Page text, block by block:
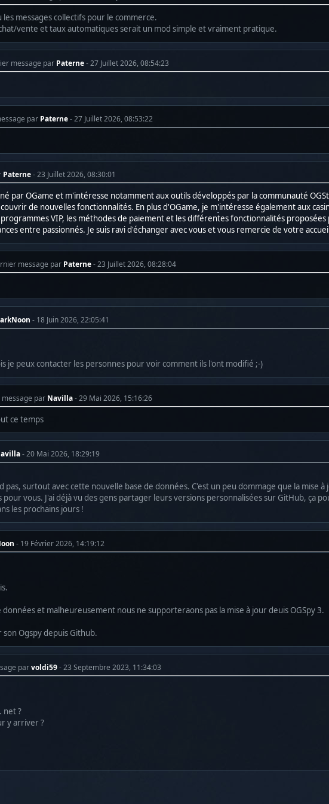
messages collectifs pour le commerce.
vente et taux automatiques serait un mod simple et vraiment pratique.
message par Paterne- 27 Juillet 2026, 08:54:23
par Paterne- 27 Juillet 2026, 08:53:22
Paterne- 23 Juillet 2026, 08:30:01
par OGame et m'intéresse notamment aux outils développés par la communauté
de nouvelles fonctionnalités. En plus d'OGame, je m'intéresse également aux
VIP, les méthodes de paiement et les différentes fonctionnalités
entre passionnés. Je suis ravi d'échanger avec vous et vous remercie de votre
message par Paterne- 23 Juillet 2026, 08:28:04
- 18 Juin 2026, 22:05:41
je peux contacter les personnes pour voir comment ils l'ont modifié ;-)
par Navilla- 29 Mai 2026, 15:16:26
ce temps
- 20 Mai 2026, 18:29:19
surtout avec cette nouvelle base de données. C'est un peu dommage que la mise à
vous. J'ai déjà vu des gens partager leurs versions personnalisées sur GitHub, ça
les prochains jours !
- 19 Février 2026, 14:19:12
et malheureusement nous ne supporteraons pas la mise à jour deuis OGSpy 3.
Ogspy depuis Github.
parvoldi59- 23 Septembre 2023, 11:34:03
net ?
y arriver ?